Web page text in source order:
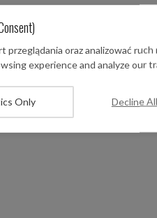
oraz analizować ruch
experience and analyze our
Only Decline All